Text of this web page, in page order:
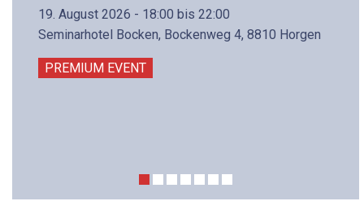
19. August 2026 - 18:00 bis 22:00
Seminarhotel Bocken, Bockenweg 4, 8810 Horgen
PREMIUM EVENT